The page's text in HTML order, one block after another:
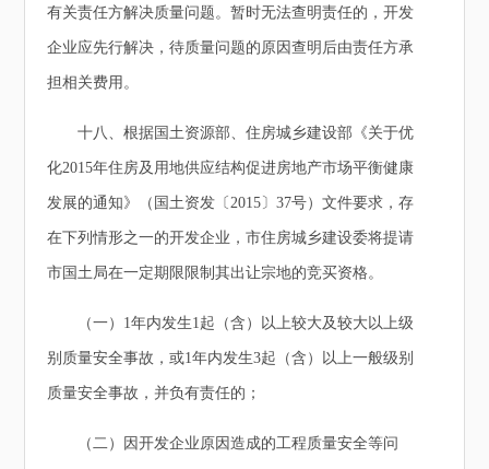
有关责任方解决质量问题。暂时无法查明责任的，开发
企业应先行解决，待质量问题的原因查明后由责任方承
担相关费用。
十八、根据国土资源部、住房城乡建设部《关于优
化2015年住房及用地供应结构促进房地产市场平衡健康
发展的通知》（国土资发〔2015〕37号）文件要求，存
在下列情形之一的开发企业，市住房城乡建设委将提请
市国土局在一定期限限制其出让宗地的竞买资格。
（一）1年内发生1起（含）以上较大及较大以上级
别质量安全事故，或1年内发生3起（含）以上一般级别
质量安全事故，并负有责任的；
（二）因开发企业原因造成的工程质量安全等问